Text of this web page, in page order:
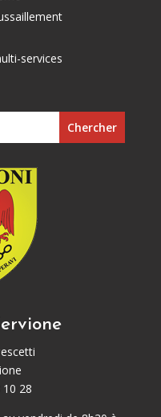
services
10 28